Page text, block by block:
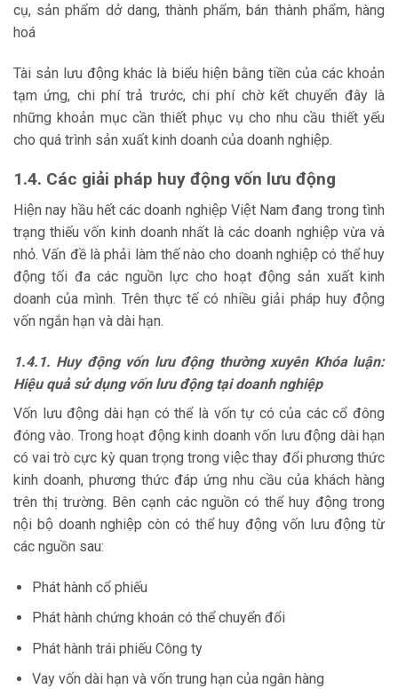
cụ, sản phẩm dở dang, thành phẩm, bán thành phẩm, hàng
hoá
Tài sản lưu động khác là biểu hiện bằng tiền của các khoản
tạm ứng, chi phí trả trước, chi phí chờ kết chuyển đây là
những khoản mục cần thiết phục vụ cho nhu cầu thiết yếu
cho quá trình sản xuất kinh doanh của doanh nghiệp.
1.4. Các giải pháp huy động vốn lưu động
Hiện nay hầu hết các doanh nghiệp Việt Nam đang trong tình
trạng thiếu vốn kinh doanh nhất là các doanh nghiệp vừa và
nhỏ. Vấn đề là phải làm thế nào cho doanh nghiệp có thể huy
động tối đa các nguồn lực cho hoạt động sản xuất kinh
doanh của mình. Trên thực tế có nhiều giải pháp huy động
vốn ngắn hạn và dài hạn.
1.4.1. Huy động vốn lưu động thường xuyên Khóa luận:
Hiệu quả sử dụng vốn lưu động tại doanh nghiệp
Vốn lưu động dài hạn có thể là vốn tự có của các cổ đông
đóng vào. Trong hoạt động kinh doanh vốn lưu động dài hạn
có vai trò cực kỳ quan trọng trong việc thay đổi phương thức
kinh doanh, phương thức đáp ứng nhu cầu của khách hàng
trên thị trường. Bên cạnh các nguồn có thể huy động trong
nội bộ doanh nghiệp còn có thể huy động vốn lưu động từ
các nguồn sau:
Phát hành cổ phiếu
Phát hành chứng khoán có thể chuyển đổi
Phát hành trái phiếu Công ty
Vay vốn dài hạn và vốn trung hạn của ngân hàng